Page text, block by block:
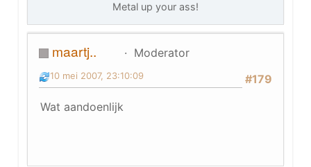
Metal up your ass!
maartj..
Moderator
#179
10 mei 2007, 23:10:09
Wat aandoenlijk